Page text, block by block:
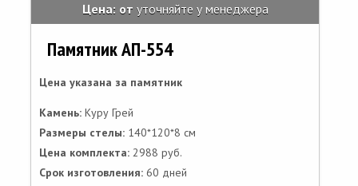
Цена: от уточняйте у менеджера
Памятник АП-554
Цена указана за памятник
Камень: Куру Грей
Размеры стелы: 140*120*8 см
Цена комплекта: 2988 руб.
Срок изготовления: 60 дней